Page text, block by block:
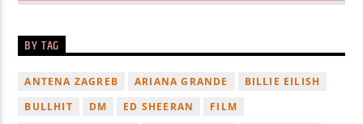
BY TAG
ANTENA ZAGREB ARIANA GRANDE
BILLIE EILISH
BULLHIT
DM ED SHEERAN
FILM